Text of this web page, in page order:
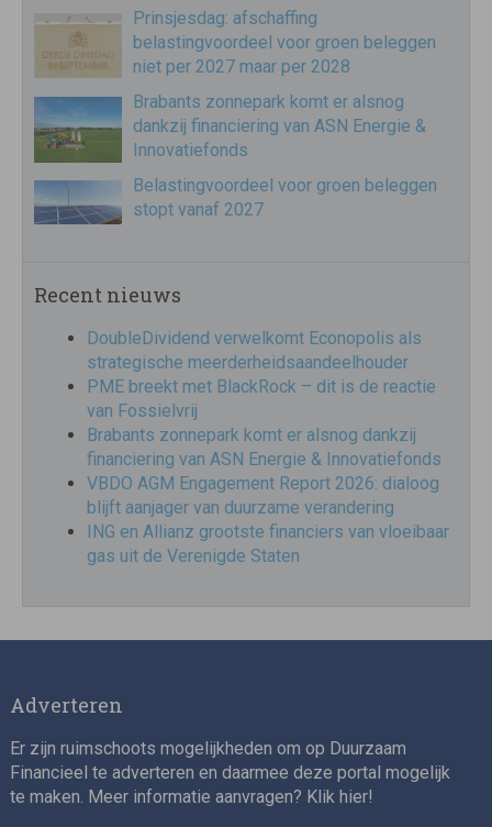
Prinsjesdag: afschaffing
belastingvoordeel voor groen beleggen
niet per 2027 maar per 2028
Brabants zonnepark komt er alsnog
dankzij financiering van ASN Energie &
Innovatiefonds
Belastingvoordeel voor groen beleggen
stopt vanaf 2027
Recent nieuws
DoubleDividend verwelkomt Econopolis als
strategische meerderheidsaandeelhouder
PME breekt met BlackRock – dit is de reactie
van Fossielvrij
Brabants zonnepark komt er alsnog dankzij
financiering van ASN Energie & Innovatiefonds
VBDO AGM Engagement Report 2026: dialoog
blijft aanjager van duurzame verandering
ING en Allianz grootste financiers van vloeibaar
gas uit de Verenigde Staten
Adverteren
Er zijn ruimschoots mogelijkheden om op Duurzaam
Financieel te adverteren en daarmee deze portal mogelijk
te maken. Meer informatie aanvragen? Klik hier!